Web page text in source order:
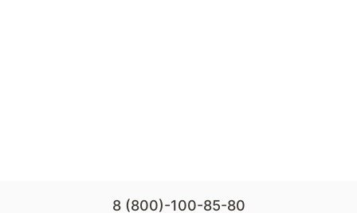
8 (800)-100-85-80